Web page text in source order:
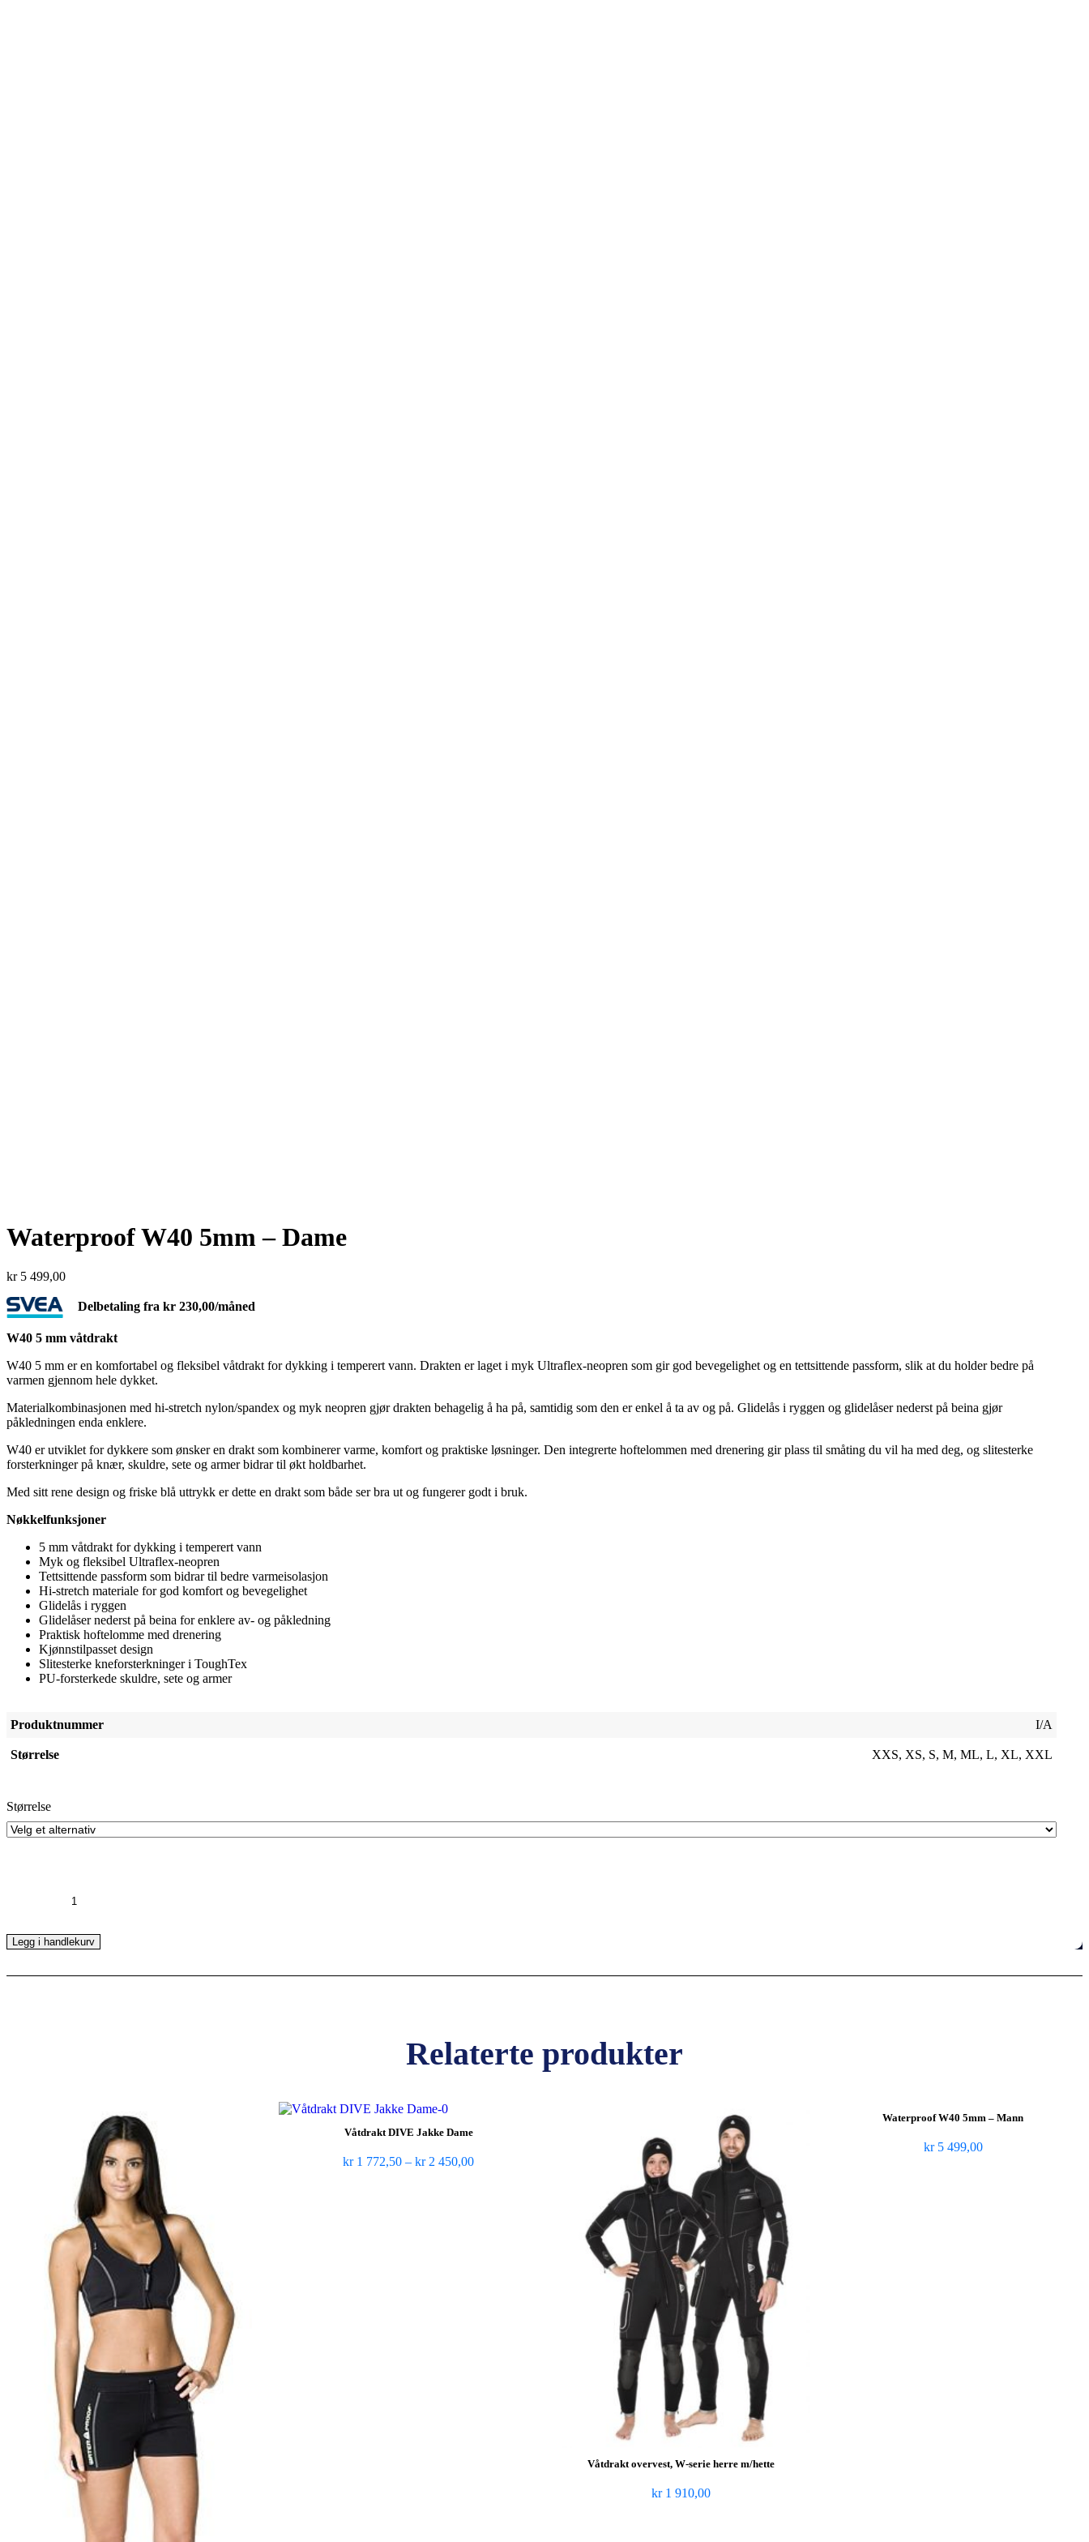
Waterproof W40 5mm – Dame
kr5 499,00
Delbetaling fra kr 230,00/måned
W40 5 mm våtdrakt
W40 5 mm er en komfortabel og fleksibel våtdrakt for dykking i temperert vann. Drakten er laget i myk Ultraflex-neopren som gir god bevegelighet og en tettsittende passform, slik at du holder bedre på
varmen gjennom hele dykket.
Materialkombinasjonen med hi-stretch nylon/spandex og myk neopren gjør drakten behagelig å ha på, samtidig som den er enkel å ta av og på. Glidelås i ryggen og glidelåser nederst på beina gjør
påkledningen enda enklere.
W40 er utviklet for dykkere som ønsker en drakt som kombinerer varme, komfort og praktiske løsninger. Den integrerte hoftelommen med drenering gir plass til småting du vil ha med deg, og slitesterke
forsterkninger på knær, skuldre, sete og armer bidrar til økt holdbarhet.
Med sitt rene design og friske blå uttrykk er dette en drakt som både ser bra ut og fungerer godt i bruk.
Nøkkelfunksjoner
5 mm våtdrakt for dykking i temperert vann
Myk og fleksibel Ultraflex-neopren
Tettsittende passform som bidrar til bedre varmeisolasjon
Hi-stretch materiale for god komfort og bevegelighet
Glidelås i ryggen
Glidelåser nederst på beina for enklere av- og påkledning
Praktisk hoftelomme med drenering
Kjønnstilpasset design
Slitesterke kneforsterkninger i ToughTex
PU-forsterkede skuldre, sete og armer
Produktnummer I/A
Størrelse XXS, XS, S, M, ML, L, XL, XXL
Størrelse
-
Dame
Legg i handlekurv
Relaterte produkter
Våtdrakt DIVE Jakke Dame
kr1 772,50 – kr2 450,00
Våtdrakt overvest, W-serie herre m/hette
kr1 910,00
Waterproof W40 5mm – Mann
kr5 499,00